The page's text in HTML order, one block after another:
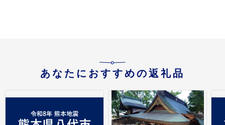
あなたにおすすめの返礼品